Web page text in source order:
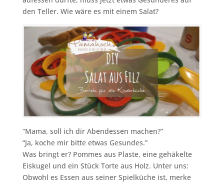
den Teller. Wie wäre es mit einem Salat?
“Mama, soll ich dir Abendessen machen?”
“Ja, koche mir bitte etwas Gesundes.”
Was bringt er? Pommes aus Plaste, eine gehäkelte
Eiskugel und ein Stück Torte aus Holz. Unter uns:
Obwohl es Essen aus seiner Spielküche ist, merke